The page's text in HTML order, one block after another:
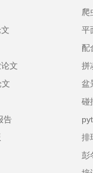
爬
平
配
文
拼
盆
碰
告
排
彭